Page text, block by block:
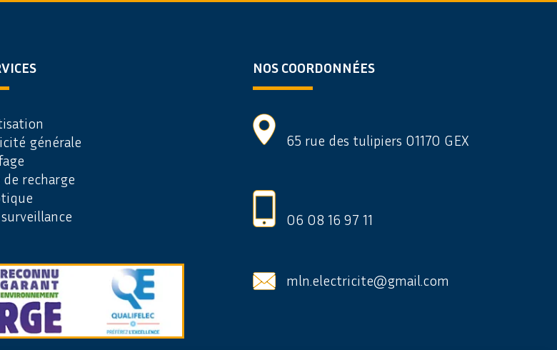
générale
de recharge
NOS COORDONNÉES
65 rue des tulipiers 01170 GEX
06 08 16 97 11
mln.electricite@gmail.com